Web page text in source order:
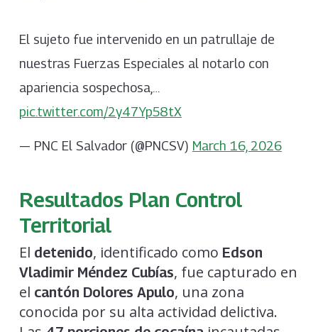
El sujeto fue intervenido en un patrullaje de
nuestras Fuerzas Especiales al notarlo con
apariencia sospechosa,…
pic.twitter.com/2y47Yp58tX
— PNC El Salvador (@PNCSV) March 16, 2026
Resultados Plan Control
Territorial
El detenido, identificado como Edson
Vladimir Méndez Cubías, fue capturado en
el cantón Dolores Apulo, una zona
conocida por su alta actividad delictiva.